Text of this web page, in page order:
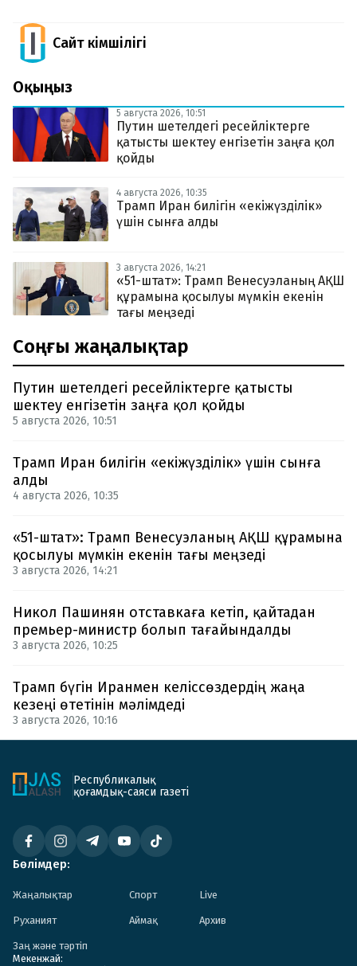
Сайт Әкімшілігі
Оқыңыз
5 августа 2026, 10:51
Путин шетелдегі ресейліктерге
қатысты шектеу енгізетін заңға қол
қойды
4 августа 2026, 10:35
Трамп Иран билігін «екіжүзділік»
үшін сынға алды
3 августа 2026, 14:21
«51-штат»: Трамп Венесуэланың АҚШ
құрамына қосылуы мүмкін екенін
тағы меңзеді
Соңғы жаңалықтар
Путин шетелдегі ресейліктерге қатысты
шектеу енгізетін заңға қол қойды
5 августа 2026, 10:51
Трамп Иран билігін «екіжүзділік» үшін сынға
алды
4 августа 2026, 10:35
«51-штат»: Трамп Венесуэланың АҚШ құрамына
қосылуы мүмкін екенін тағы меңзеді
3 августа 2026, 14:21
Никол Пашинян отставкаға кетіп, қайтадан
премьер-министр болып тағайындалды
3 августа 2026, 10:25
Трамп бүгін Иранмен келіссөздердің жаңа
кезеңі өтетінін мәлімдеді
3 августа 2026, 10:16
Республикалық
қоғамдық-саяси газеті
Бөлімдер:
Жаңалықтар Спорт Live
Руханият Аймақ Архив
Заң және тәртіп
Мекенжай: